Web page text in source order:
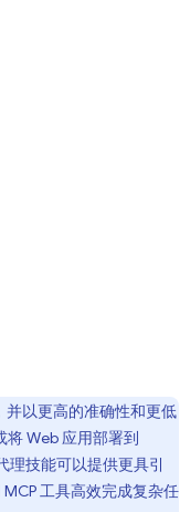
并以更高的准确性和更低
将 Web 应用部署到
理技能可以提供更具引
工具高效完成复杂任